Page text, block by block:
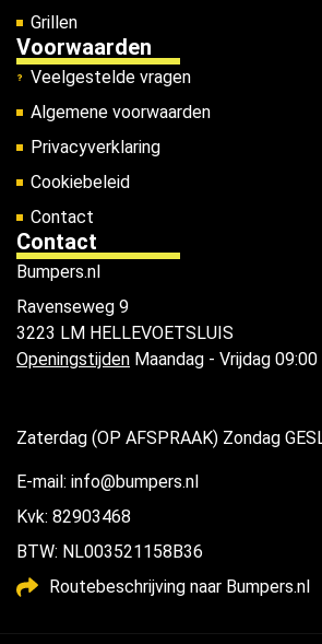
Grillen
Voorwaarden
Veelgestelde vragen
Algemene voorwaarden
Privacyverklaring
Cookiebeleid
Contact
Contact
Bumpers.nl
Ravenseweg 9
3223 LM HELLEVOETSLUIS
Openingstijden Maandag - Vrijdag
Zaterdag (OP AFSPRAAK) Zondag
E-mail: info@bumpers.nl
Kvk: 82903468
BTW: NL003521158B36
Routebeschrijving naar Bumpers.nl